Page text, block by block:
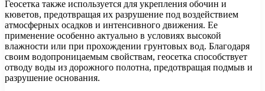
Геосетка также используется для укрепления обочин и
кюветов, предотвращая их разрушение под воздействием
атмосферных осадков и интенсивного движения. Ее
применение особенно актуально в условиях высокой
влажности или при прохождении грунтовых вод. Благодаря
своим водопроницаемым свойствам, геосетка способствует
отводу воды из дорожного полотна, предотвращая подмыв и
разрушение основания.